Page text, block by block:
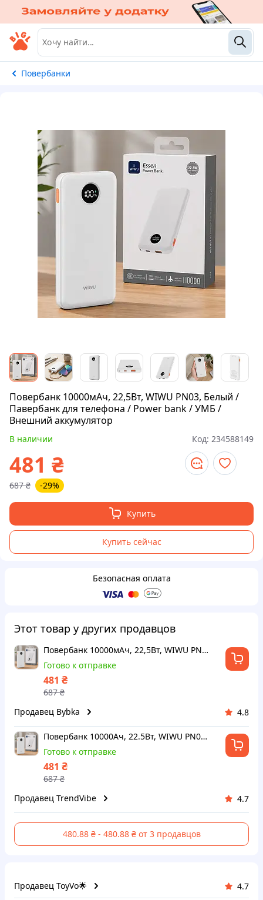
Повербанки
Повербанк 10000мАч, 22,5Вт, WIWU PN03, Белый /
Павербанк для телефона / Power bank / УМБ /
Внешний аккумулятор
В наличии Код: 234588149
481 ₴
687 ₴ -29%
Купить
Купить сейчас
Безопасная оплата
Этот товар у других продавцов
Повербанк 10000мАч, 22,5Вт, WIWU PN03, Белый / Павербанк для телефона / Power bank / УМБ / Внешний аккумулятор
Готово к отправке
481 ₴
687₴
Продавец Bybka
4.8
Повербанк 10000Ач, 22.5Вт, WIWU PN03, Белый / Павербанк для телефона / Power bank / УМБ / Внешний аккумулятор
Готово к отправке
481 ₴
687₴
Продавец TrendVibe
4.7
480.88 ₴ - 480.88 ₴ от 3 продавцов
Продавец ToyVo🌟 4.7